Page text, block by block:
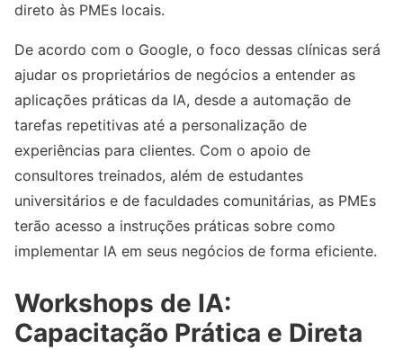
direto às PMEs locais.
De acordo com o Google, o foco dessas clínicas será
ajudar os proprietários de negócios a entender as
aplicações práticas da IA, desde a automação de
tarefas repetitivas até a personalização de
experiências para clientes. Com o apoio de
consultores treinados, além de estudantes
universitários e de faculdades comunitárias, as PMEs
terão acesso a instruções práticas sobre como
implementar IA em seus negócios de forma eficiente.
Workshops de IA:
Capacitação Prática e Direta